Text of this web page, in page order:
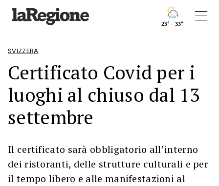
23° - 33°
SVIZZERA
Certificato Covid per i
luoghi al chiuso dal 13
settembre
Il certificato sarà obbligatorio all’interno
dei ristoranti, delle strutture culturali e per
il tempo libero e alle manifestazioni al